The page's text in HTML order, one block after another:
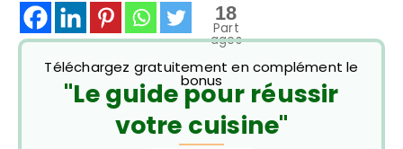
18
Part
ages
Téléchargez gratuitement en complément le
bonus
"Le guide pour réussir
votre cuisine"